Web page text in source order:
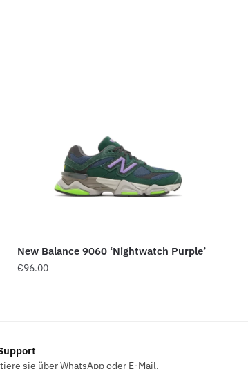
New Balance 9060 ‘Nightwatch Purple’
€96.00
sie über WhatsApp oder E-Mail.